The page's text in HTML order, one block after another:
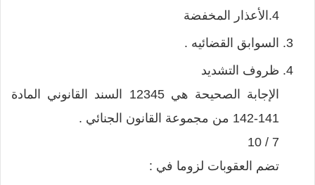
4.الأعذار المخفضة
السوابق القضائيه .
ظروف التشديد
الإجابة الصحيحة هي 12345 السند القانوني المادة
141-142 من مجموعة القانون الجنائي .
7 / 10
تضم العقوبات لزوما في :